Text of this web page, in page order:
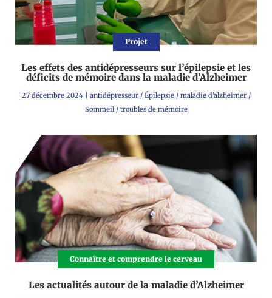
Projet
Les effets des antidépresseurs sur l’épilepsie et les
déficits de mémoire dans la maladie d’Alzheimer
27 décembre 2024| antidépresseur/ Épilepsie/ maladie d'alzheimer/
Sommeil/ troubles de mémoire
Connaître et comprendre le cerveau
Les actualités autour de la maladie d’Alzheimer